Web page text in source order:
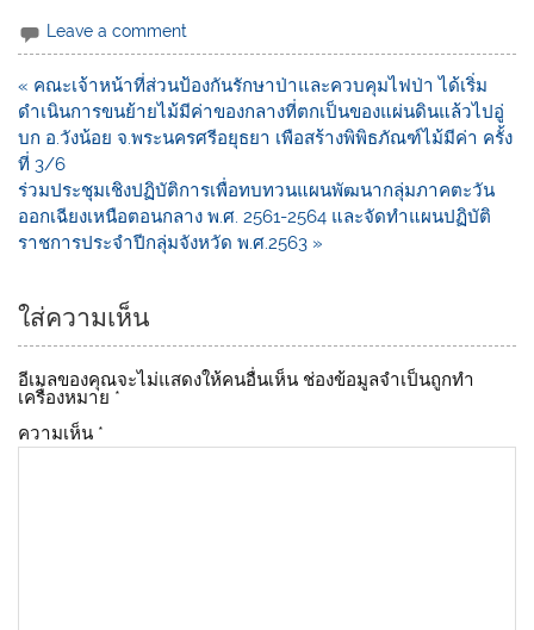
e
c
e
b
o
o
k
p
y
Li
n
k
Leave a comment
« คณะเจ้าหน้าที่ส่วนป้องกันรักษาป่าและควบคุมไฟป่า ได้เริ่ม
ดำเนินการขนย้ายไม้มีค่าของกลางที่ตกเป็นของแผ่นดินแล้วไปอู่
บก อ.วังน้อย จ.พระนครศรีอยุธยา เพือสร้างพิพิธภัณฑ์ไม้มีค่า ครั้ง
ที่ 3/6
ร่วมประชุมเชิงปฏิบัติการเพื่อทบทวนแผนพัฒนากลุ่มภาคตะวัน
ออกเฉียงเหนือตอนกลาง พ.ศ. 2561-2564 และจัดทำแผนปฏิบัติ
ราชการประจำปีกลุ่มจังหวัด พ.ศ.2563 »
ใส่ความเห็น
อีเมลของคุณจะไม่แสดงให้คนอื่นเห็น ช่องข้อมูลจำเป็นถูกทำ
เครื่องหมาย *
ความเห็น *